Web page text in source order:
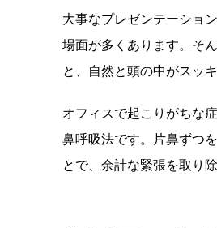
大事なプレゼンテーショ
場面が多くあります。そ
と、自然と頭の中がスッ
オフィスで起こりがちな
鼻呼吸法です。片鼻ずつ
とで、余計な緊張を取り